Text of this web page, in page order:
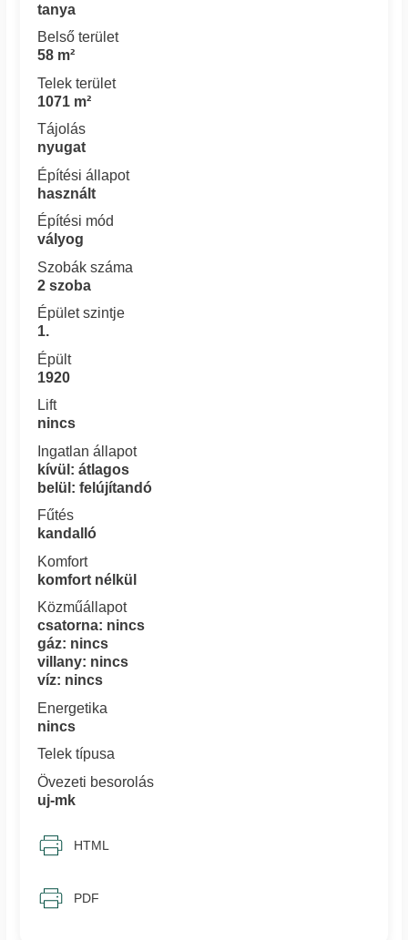
tanya
Belső terület
58 m²
Telek terület
1071 m²
Tájolás
nyugat
Építési állapot
használt
Építési mód
vályog
Szobák száma
2 szoba
Épület szintje
1.
Épült
1920
Lift
nincs
Ingatlan állapot
kívül: átlagos
belül: felújítandó
Fűtés
kandalló
Komfort
komfort nélkül
Közműállapot
csatorna: nincs
gáz: nincs
villany: nincs
víz: nincs
Energetika
nincs
Telek típusa
Övezeti besorolás
uj-mk
HTML
PDF